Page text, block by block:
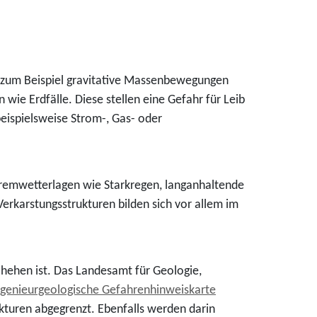
Beispiel gravitative Massenbewegungen
wie Erdfälle. Diese stellen eine Gefahr für Leib
Strom-, Gas- oder
wie Starkregen, langanhaltende
bilden sich vor allem im
ist. Das Landesamt für Geologie,
Gefahrenhinweiskarte
abgegrenzt. Ebenfalls werden darin